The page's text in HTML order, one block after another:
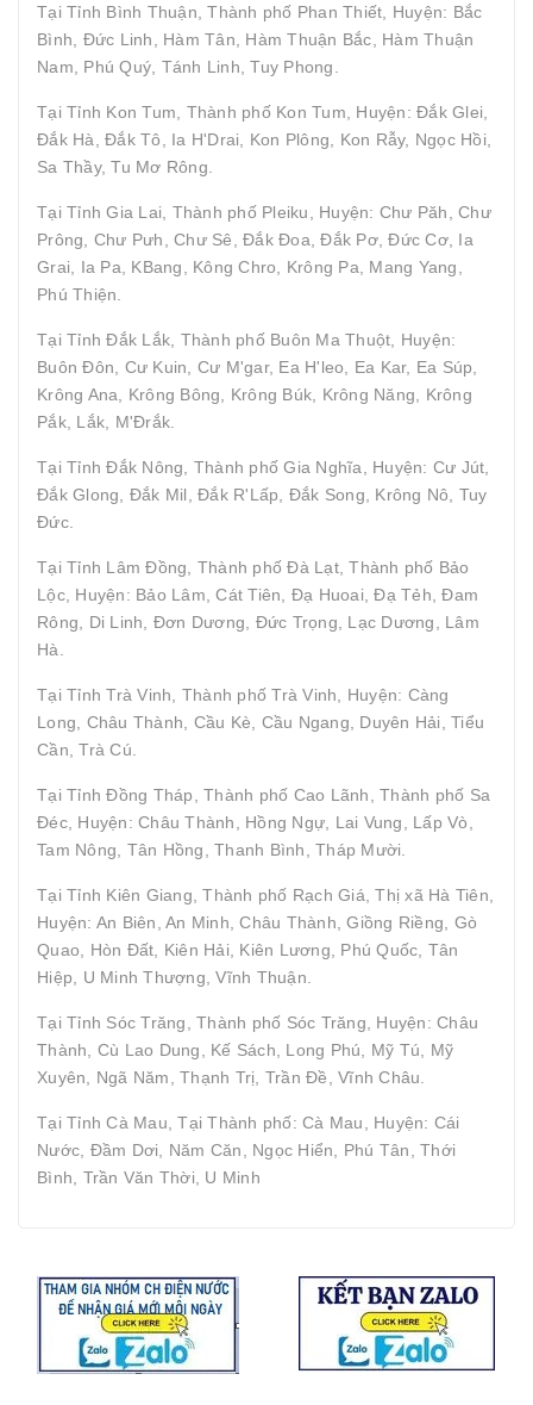
Tại Tỉnh Bình Thuận, Thành phố Phan Thiết, Huyện: Bắc
Bình, Đức Linh, Hàm Tân, Hàm Thuận Bắc, Hàm Thuận
Nam, Phú Quý, Tánh Linh, Tuy Phong.
Tại Tỉnh Kon Tum, Thành phố Kon Tum, Huyện: Đắk Glei,
Đắk Hà, Đắk Tô, Ia H'Drai, Kon Plông, Kon Rẫy, Ngọc Hồi,
Sa Thầy, Tu Mơ Rông.
Tại Tỉnh Gia Lai, Thành phố Pleiku, Huyện: Chư Păh, Chư
Prông, Chư Pưh, Chư Sê, Đắk Đoa, Đắk Pơ, Đức Cơ, Ia
Grai, Ia Pa, KBang, Kông Chro, Krông Pa, Mang Yang,
Phú Thiện.
Tại Tỉnh Đắk Lắk, Thành phố Buôn Ma Thuột, Huyện:
Buôn Đôn, Cư Kuin, Cư M'gar, Ea H'leo, Ea Kar, Ea Súp,
Krông Ana, Krông Bông, Krông Búk, Krông Năng, Krông
Pắk, Lắk, M'Đrắk.
Tại Tỉnh Đắk Nông, Thành phố Gia Nghĩa, Huyện: Cư Jút,
Đắk Glong, Đắk Mil, Đắk R'Lấp, Đắk Song, Krông Nô, Tuy
Đức.
Tại Tỉnh Lâm Đồng, Thành phố Đà Lạt, Thành phố Bảo
Lộc, Huyện: Bảo Lâm, Cát Tiên, Đạ Huoai, Đạ Tẻh, Đam
Rông, Di Linh, Đơn Dương, Đức Trọng, Lạc Dương, Lâm
Hà.
Tại Tỉnh Trà Vinh, Thành phố Trà Vinh, Huyện: Càng
Long, Châu Thành, Cầu Kè, Cầu Ngang, Duyên Hải, Tiểu
Cần, Trà Cú.
Tại Tỉnh Đồng Tháp, Thành phố Cao Lãnh, Thành phố Sa
Đéc, Huyện: Châu Thành, Hồng Ngự, Lai Vung, Lấp Vò,
Tam Nông, Tân Hồng, Thanh Bình, Tháp Mười.
Tại Tỉnh Kiên Giang, Thành phố Rạch Giá, Thị xã Hà Tiên,
Huyện: An Biên, An Minh, Châu Thành, Giồng Riềng, Gò
Quao, Hòn Đất, Kiên Hải, Kiên Lương, Phú Quốc, Tân
Hiệp, U Minh Thượng, Vĩnh Thuận.
Tại Tỉnh Sóc Trăng, Thành phố Sóc Trăng, Huyện: Châu
Thành, Cù Lao Dung, Kế Sách, Long Phú, Mỹ Tú, Mỹ
Xuyên, Ngã Năm, Thạnh Trị, Trần Đề, Vĩnh Châu.
Tại Tỉnh Cà Mau, Tại Thành phố: Cà Mau, Huyện: Cái
Nước, Đầm Dơi, Năm Căn, Ngọc Hiển, Phú Tân, Thới
Bình, Trần Văn Thời, U Minh